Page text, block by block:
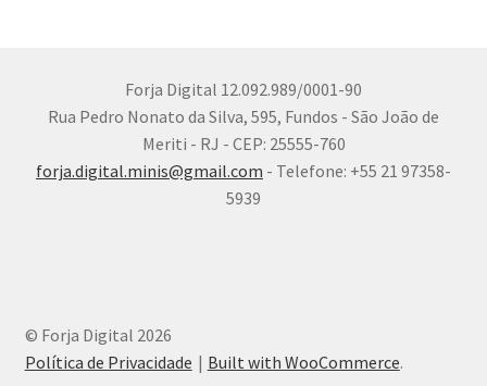
Forja Digital 12.092.989/0001-90
Rua Pedro Nonato da Silva, 595, Fundos - São João de
Meriti - RJ - CEP: 25555-760
forja.digital.minis@gmail.com - Telefone: +55 21 97358-
5939
© Forja Digital 2026
Política de Privacidade
Built with WooCommerce.